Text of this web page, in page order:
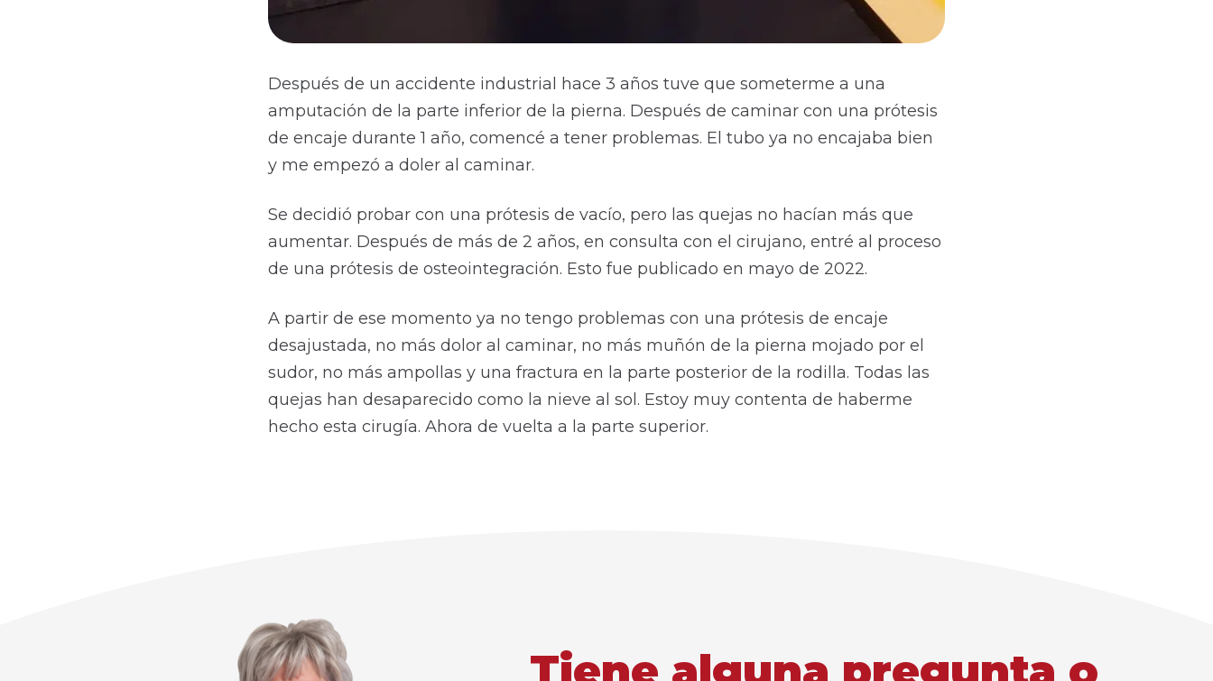
Después de un accidente industrial hace 3 años tuve que someterme a una
amputación de la parte inferior de la pierna. Después de caminar con una prótesis
de encaje durante 1 año, comencé a tener problemas. El tubo ya no encajaba bien
y me empezó a doler al caminar.
Se decidió probar con una prótesis de vacío, pero las quejas no hacían más que
aumentar. Después de más de 2 años, en consulta con el cirujano, entré al proceso
de una prótesis de osteointegración. Esto fue publicado en mayo de 2022.
A partir de ese momento ya no tengo problemas con una prótesis de encaje
desajustada, no más dolor al caminar, no más muñón de la pierna mojado por el
sudor, no más ampollas y una fractura en la parte posterior de la rodilla. Todas las
quejas han desaparecido como la nieve al sol. Estoy muy contenta de haberme
hecho esta cirugía. Ahora de vuelta a la parte superior.